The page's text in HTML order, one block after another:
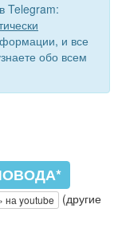
Telegram:
и все
обо всем
youtube
(другие